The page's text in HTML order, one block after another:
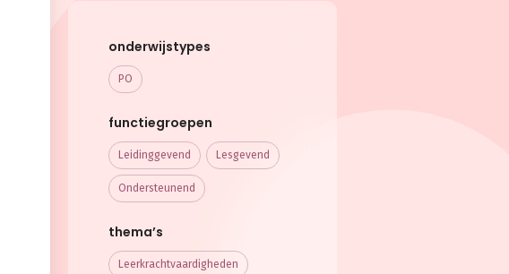
onderwijstypes
PO
functiegroepen
Leidinggevend Lesgevend
Ondersteunend
thema’s
Leerkracht­vaardigheden